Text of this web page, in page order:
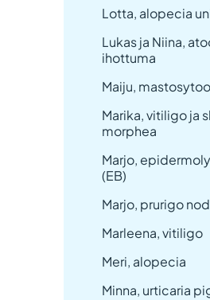
Lotta, alopecia
Lukas ja Niina,
ihottuma
Maiju,
Marika, vitiligo ja
morphea
Marjo,
(EB)
Marjo, prurigo
Marleena, vitiligo
Meri, alopecia
Minna, urticaria